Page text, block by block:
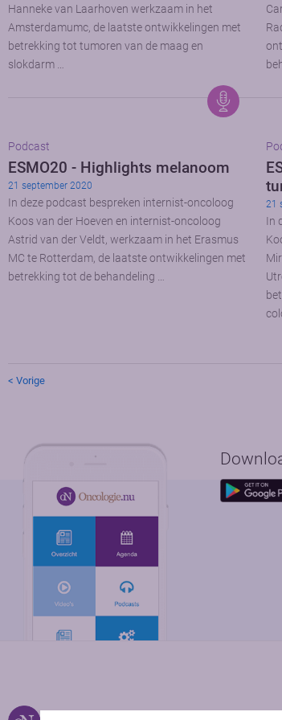
Hanneke van Laarhoven werkzaam in het
Amsterdamumc, de laatste ontwikkelingen met
betrekking tot tumoren van de maag en
slokdarm …
Podcast
ESMO20 - Highlights melanoom
21 september 2020
In deze podcast bespreken internist-oncoloog
Koos van der Hoeven en internist-oncoloog
Astrid van der Veldt, werkzaam in het Erasmus
MC te Rotterdam, de laatste ontwikkelingen met
betrekking tot de behandeling …
21
In
< Vorige